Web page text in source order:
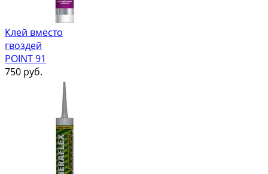
Клей вместо
гвоздей
POINT 91
750 руб.